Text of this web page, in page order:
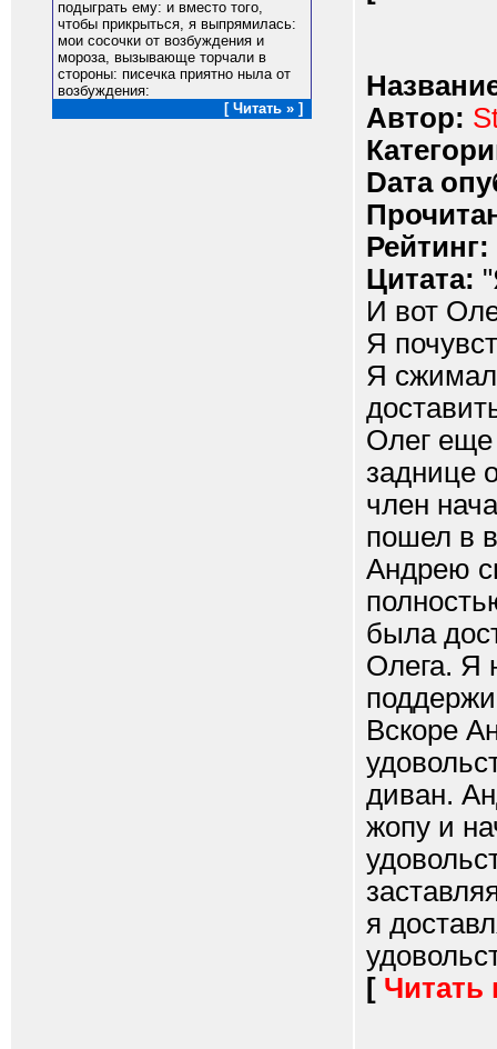
подыграть ему: и вместо того,
чтобы прикрыться, я выпрямилась:
мои сосочки от возбуждения и
мороза, вызывающе торчали в
стороны: писечка приятно ныла от
возбуждения:
[ Читать » ]
Автор:
Dата
Рейтинг:
Цитата:
И вот
Я
Я
Олег еще
заднице
член
пошел в
Андрею
была
Олега. Я
Вскоре
диван.
жопу и
я
[ Читать